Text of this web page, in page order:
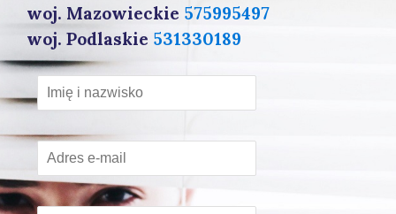
woj. Mazowieckie 575995497
woj. Podlaskie 531330189